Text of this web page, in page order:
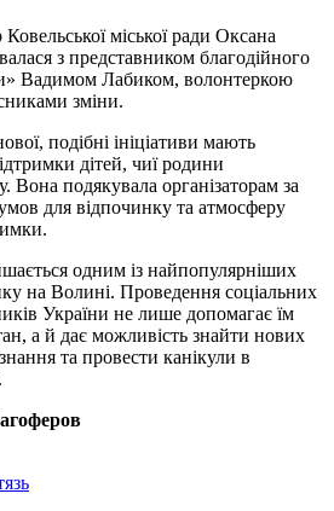
Ковельської міської ради Оксана
з представником благодійного
Вадимом Лабиком, волонтеркою
зміни.
подібні ініціативи мають
дітей, чиї родини
Вона подякувала організаторам за
для відпочинку та атмосферу
одним із найпопулярніших
на Волині. Проведення соціальних
України не лише допомагає їм
а й дає можливість знайти нових
та провести канікули в